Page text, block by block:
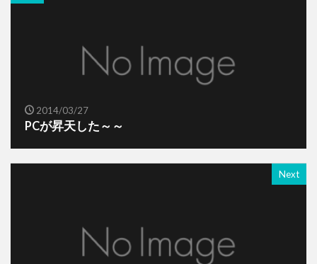
2014/03/27
PCが昇天した～～
Next